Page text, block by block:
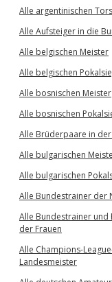
Alle argentinischen
Alle Aufsteiger in die
Alle belgischen Meister
Alle belgischen
Alle bosnischen Meister
Alle bosnischen
Alle Brüderpaare in
Alle bulgarischen
Alle bulgarischen
Alle Bundestrainer der
Alle Bundestrainer
der Frauen
Alle Champions-
Landesmeister